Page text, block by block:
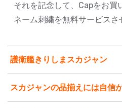
それを記念して、Capをお買
ネーム刺繍を無料サービスさ
護衛艦きりしまスカジャン
スカジャンの品揃えには自信